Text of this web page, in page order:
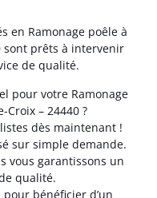
en Ramonage poêle à
sont prêts à intervenir
de qualité.
pour votre Ramonage
Croix – 24440 ?
dès maintenant !
sur simple demande.
vous garantissons un
qualité.
bénéficier d’un